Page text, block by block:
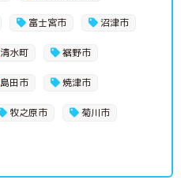
富士宮市 沼津市
清水町 裾野市
島田市 焼津市
牧之原市 菊川市